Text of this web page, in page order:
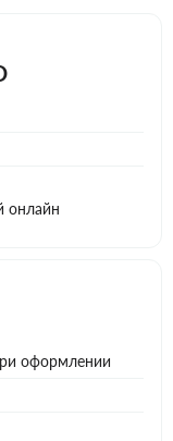
онлайн
оформлении